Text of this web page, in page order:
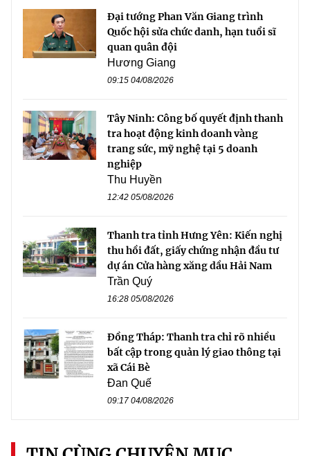
Đại tướng Phan Văn Giang trình
Quốc hội sửa chức danh, hạn tuổi sĩ
quan quân đội
Hương Giang
09:15 04/08/2026
Tây Ninh: Công bố quyết định thanh
tra hoạt động kinh doanh vàng
trang sức, mỹ nghệ tại 5 doanh
nghiệp
Thu Huyền
12:42 05/08/2026
Thanh tra tỉnh Hưng Yên: Kiến nghị
thu hồi đất, giấy chứng nhận đầu tư
dự án Cửa hàng xăng dầu Hải Nam
Trần Quý
16:28 05/08/2026
Đồng Tháp: Thanh tra chỉ rõ nhiều
bất cập trong quản lý giao thông tại
xã Cái Bè
Đan Quế
09:17 04/08/2026